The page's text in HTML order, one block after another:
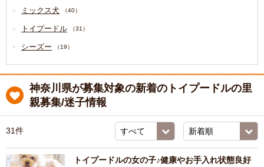
ミックス犬 （40）
トイプードル （31）
シーズー （19）
神奈川県が募集対象の新着のトイプードルの里
親募集/迷子情報
31件
トイプードルの女の子♪健康やお手入れ状態良好